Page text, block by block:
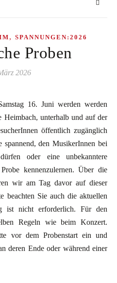
, SPANNUNGEN:2026
Proben
2026
Heimbach, unterhalb und auf der
öffentlich zugänglich
spannend, den MusikerInnen bei
oder eine unbekanntere
kennenzulernen. Über die
wir am Tag davor auf dieser
beachten Sie auch die aktuellen
ist nicht erforderlich. Für den
Regeln wie beim Konzert.
vor dem Probenstart ein und
deren Ende oder während einer